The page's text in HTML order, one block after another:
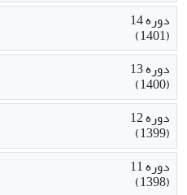
دوره 14
(1401)
دوره 13
(1400)
دوره 12
(1399)
دوره 11
(1398)